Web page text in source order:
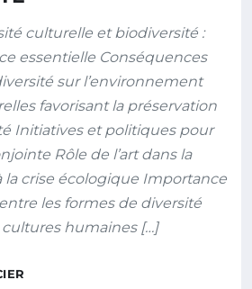
culturelle et biodiversité :
essentielle Conséquences
sur l’environnement
favorisant la préservation
Initiatives et politiques pour
Rôle de l’art dans la
la crise écologique Importance
les formes de diversité
humaines […]